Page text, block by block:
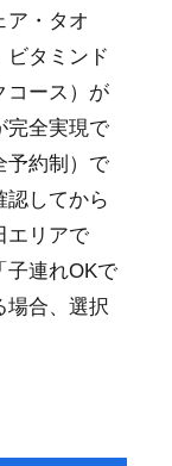
ア・タオ
ビタミンド
コース）が
完全実現で
予約制）で
認してから
エリアで
子連れOKで
場合、選択